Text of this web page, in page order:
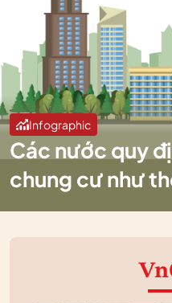
Infographic
Các nước quy
chung cư như